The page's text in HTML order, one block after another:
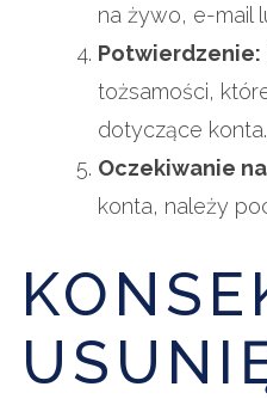
na żywo, e-mail
Potwierdzenie:
tożsamości,
dotyczące konta.
Oczekiwanie
konta, należy